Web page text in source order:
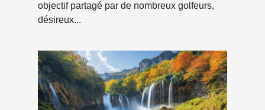
objectif partagé par de nombreux golfeurs,
désireux...